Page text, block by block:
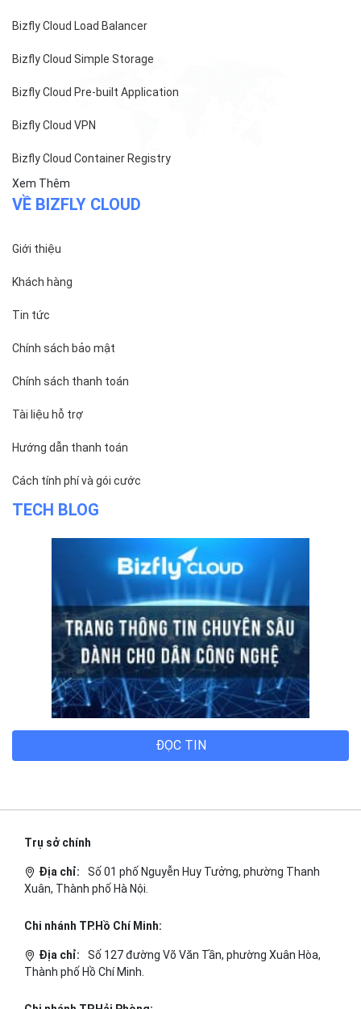
Bizfly Cloud Load Balancer
Bizfly Cloud Simple Storage
Bizfly Cloud Pre-built Application
Bizfly Cloud VPN
Bizfly Cloud Container Registry
Xem Thêm
VỀ BIZFLY CLOUD
Giới thiệu
Khách hàng
Tin tức
Chính sách bảo mật
Chính sách thanh toán
Tài liệu hỗ trợ
Hướng dẫn thanh toán
Cách tính phí và gói cước
TECH BLOG
ĐỌC TIN
Trụ sở chính
Địa chỉ:
Số 01 phố Nguyễn Huy Tưởng, phường Thanh
Xuân, Thành phố Hà Nội.
Chi nhánh TP.Hồ Chí Minh:
Địa chỉ:
Số 127 đường Võ Văn Tần, phường Xuân Hòa,
Thành phố Hồ Chí Minh.